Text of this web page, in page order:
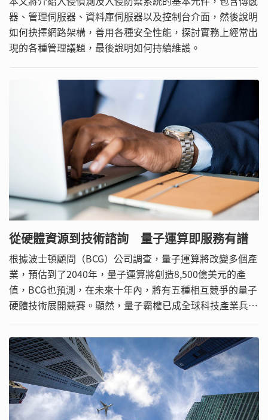
器、管理伺服器、資料庫伺服器以及控制台介面，然後說明
如何抉擇網路架構，善用各種安全性能，探討實務上經常出
現的各種管理議題，最後說明如何持續維護。
從硬體資源到技術諮詢 量子運算即服務有譜
根據波士頓顧問（BCG）公司調查，量子運算將改變多個產
業，預估到了2040年，量子運算將創造8,500億美元的產
值，BCG也預測，在未來十年內，將有五種相互競爭的量子
硬體技術展開競賽。顯然，量子霸權已成全球科技產業兵家
接傳統運算與量子運算，為未來做好準備。